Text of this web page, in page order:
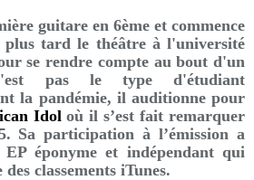
guitare en 6ème et commence
tard le théâtre à l'université
se rendre compte au bout d'un
pas le type d'étudiant
la pandémie, il auditionne pour
Idoloù il s’est fait remarquer
Sa participation à l’émission a
éponyme et indépendant qui
classements iTunes.